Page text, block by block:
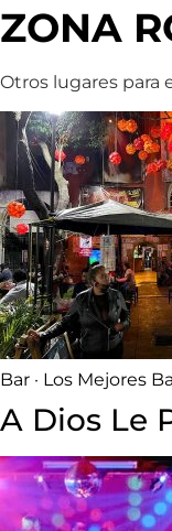
ZONA
Otros lugares para
Bar · Los Mejores
A Dios Le